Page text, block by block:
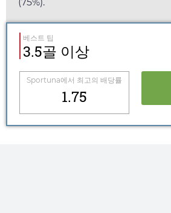
베스트 팁
3.5골 이상
Sportuna에서 최고의 배당률
1.75